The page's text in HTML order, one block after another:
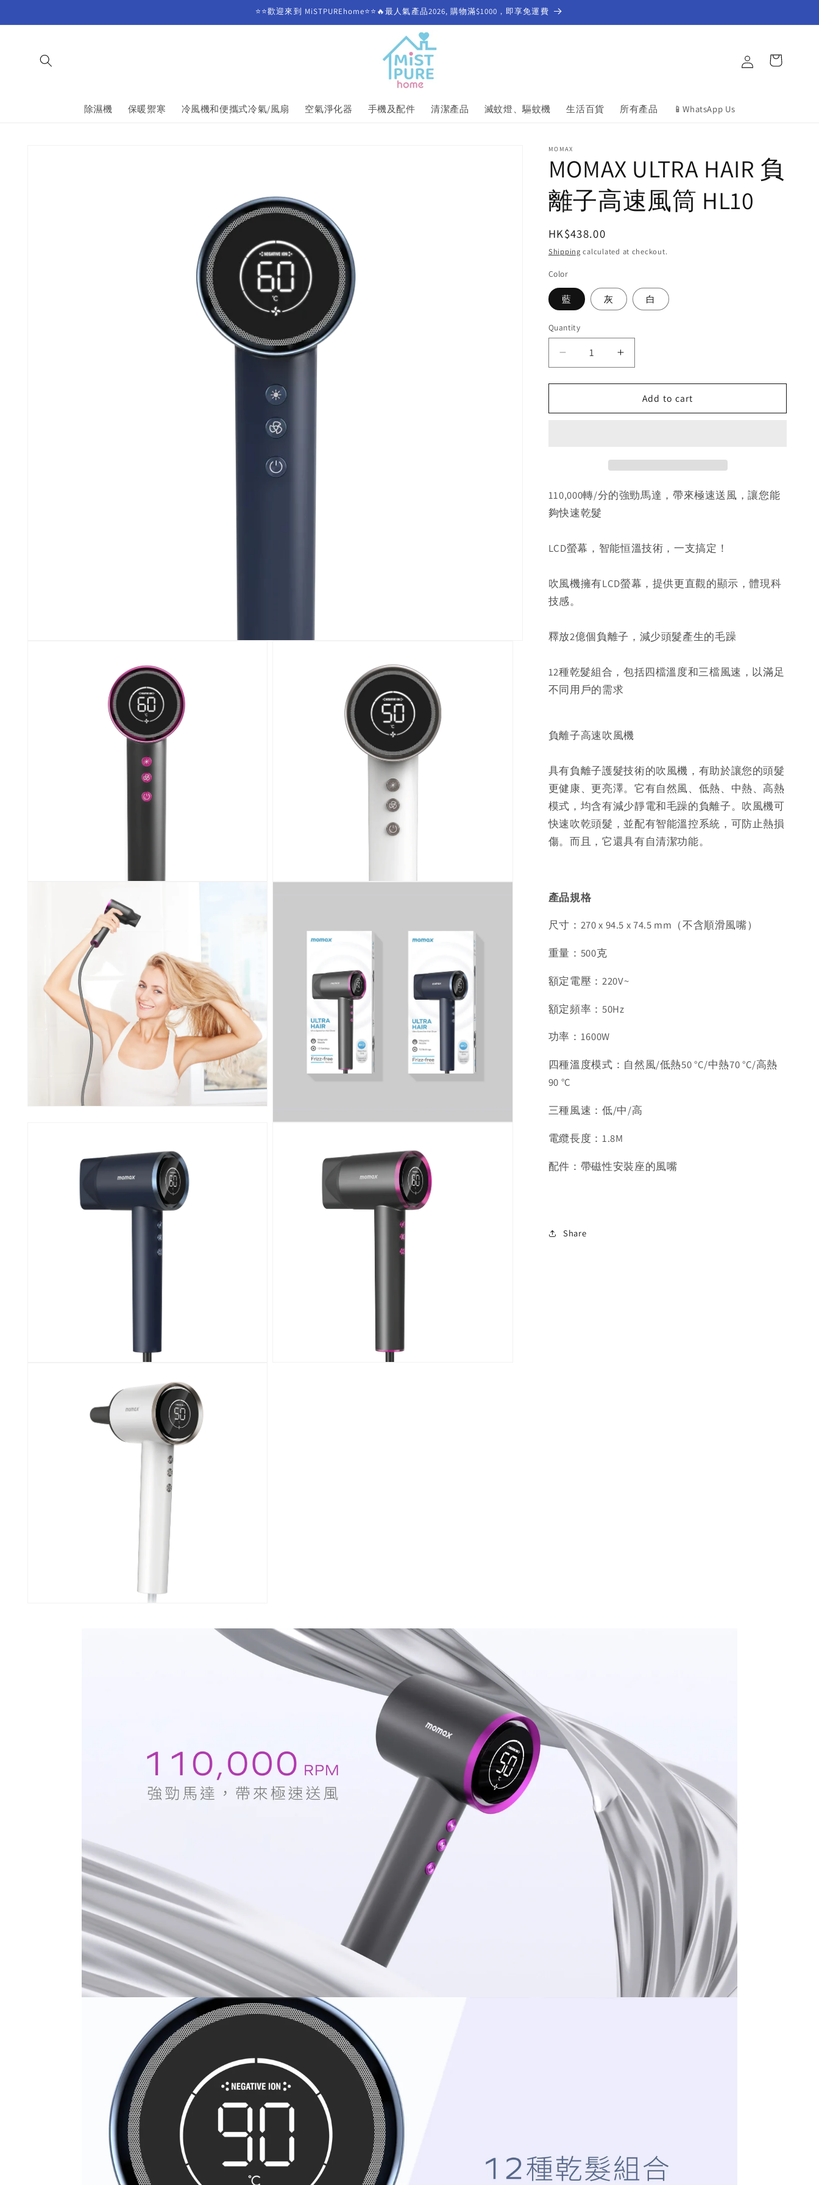
⭐⭐歡迎來到 MiSTPUREhome⭐⭐🔥最人氣產品2026, 購物滿$1000，即享免運費
除濕機 保暖禦寒 冷風機和便攜式冷氣/風扇 空氣淨化器 手機及配件 清潔產品 滅蚊燈、驅蚊機 生活百貨 所有產品 📱WhatsApp Us
in
Cart
MOMAX
MOMAX ULTRA HAIR 負
離子高速風筒 HL10
Regular
price
HK$438.00
Shipping calculated at checkout.
Color
藍 灰 白
Quantity
Decrease
quantity
for
ULTRA
速
風
HL10
Increase
quantity
for
MOMAX
ULTRA
子
高
速
HL10
Add to cart
110,000轉/分的強勁馬達，帶來極速送風，讓您能
夠快速乾髮
LCD螢幕，智能恒溫技術，一支搞定！
吹風機擁有LCD螢幕，提供更直觀的顯示，體現科
技感。
釋放2億個負離子，減少頭髮產生的毛躁
12種乾髮組合，包括四檔溫度和三檔風速，以滿足
不同用戶的需求
負離子高速吹風機
具有負離子護髮技術的吹風機，有助於讓您的頭髮
更健康、更亮澤。它有自然風、低熱、中熱、高熱
模式，均含有減少靜電和毛躁的負離子。吹風機可
快速吹乾頭髮，並配有智能溫控系統，可防止熱損
傷。而且，它還具有自清潔功能。
產品規格
尺寸：270 x 94.5 x 74.5 mm（不含順滑風嘴）
重量：500克
額定電壓：220V~
額定頻率：50Hz
功率：1600W
四種溫度模式：自然風/低熱50 °C/中熱70 °C/高熱
90 °C
三種風速：低/中/高
電纜長度：1.8M
配件：帶磁性安裝座的風嘴
Share